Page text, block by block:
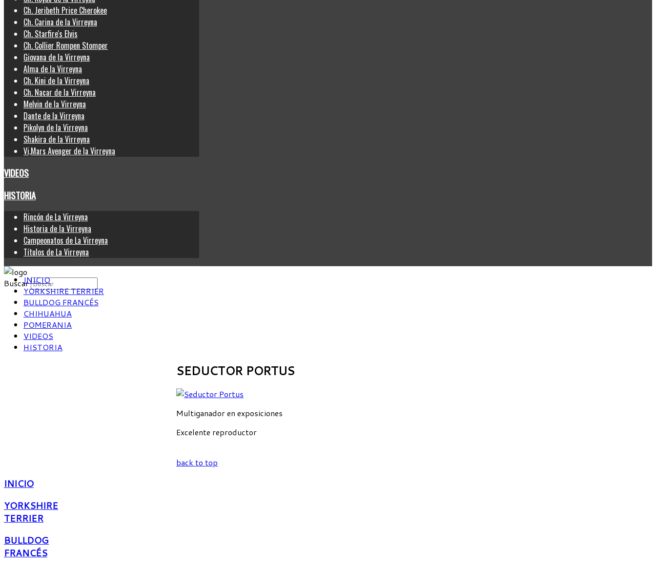
Ch. Jeribeth Price Cherokee
Ch. Carina de la Virreyna
Ch. Starfire's Elvis
Ch. Collier Rompen Stomper
Giovana de la Virreyna
Alma de la Virreyna
Ch. Kini de la Virreyna
Ch. Nacar de la Virreyna
Melvin de la Virreyna
Dante de la Virreyna
Pikolyn de la Virreyna
Shakira de la Virreyna
Vi,Mars Avenger de la Virreyna
VIDEOS
HISTORIA
Rincón de La Virreyna
Historia de la Virreyna
Campeonatos de La Virreyna
Títulos de La Virreyna
BuscarINICIO
YORKSHIRE TERRIER
BULLDOG FRANCÉS
CHIHUAHUA
POMERANIA
VIDEOS
HISTORIA
SEDUCTOR PORTUS
Multiganador en exposiciones
Excelente reproductor
back to top
INICIO
YORKSHIRE
TERRIER
BULLDOG
FRANCÉS